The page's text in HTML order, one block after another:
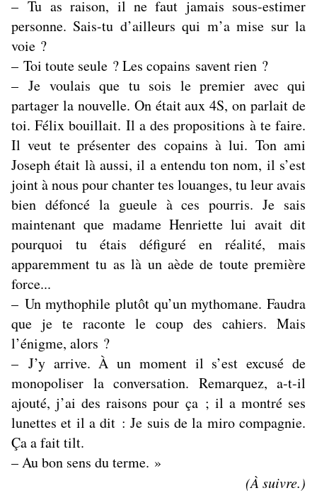
– Tu as raison, il ne faut jamais sous-estimer
personne. Sais-tu d’ailleurs qui m’a mise sur la
voie ?
– Toi toute seule ? Les copains savent rien ?
– Je voulais que tu sois le premier avec qui
partager la nouvelle. On était aux 4S, on parlait de
toi. Félix bouillait. Il a des propositions à te faire.
Il veut te présenter des copains à lui. Ton ami
Joseph était là aussi, il a entendu ton nom, il s’est
joint à nous pour chanter tes louanges, tu leur avais
bien défoncé la gueule à ces pourris. Je sais
maintenant que madame Henriette lui avait dit
pourquoi tu étais défiguré en réalité, mais
apparemment tu as là un aède de toute première
force...
– Un mythophile plutôt qu’un mythomane. Faudra
que je te raconte le coup des cahiers. Mais
l’énigme, alors ?
– J’y arrive. À un moment il s’est excusé de
monopoliser la conversation. Remarquez, a-t-il
ajouté, j’ai des raisons pour ça ; il a montré ses
lunettes et il a dit : Je suis de la miro compagnie.
Ça a fait tilt.
– Au bon sens du terme. »
(À suivre.)